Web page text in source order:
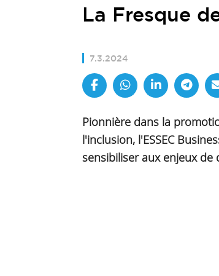
La Fresque
7.3.2024
Pionnière dans la
l'inclusion, l'ESSEC
sensibiliser aux enjeux